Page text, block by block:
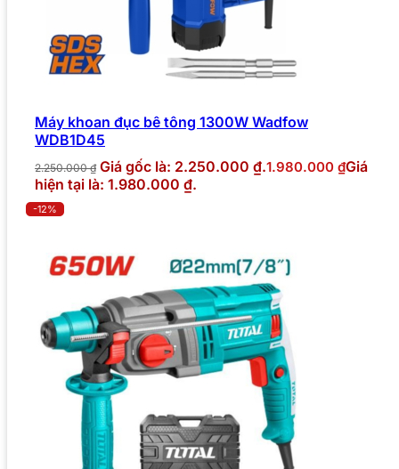
Máy khoan đục bê tông 1300W Wadfow
WDB1D45
2.250.000₫ Giá gốc là: 2.250.000 ₫.1.980.000 ₫Giá
hiện tại là: 1.980.000 ₫.
-12%